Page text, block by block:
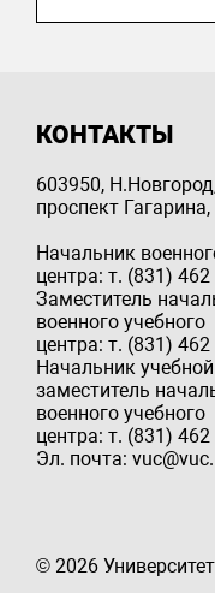
КОНТАКТЫ
603950,
проспект Гагарина,
Начальник
центра: т. (831)
Заместитель
военного учебного
центра: т. (831) 462
Начальник
заместитель
военного учебного
центра: т. (831)
Эл. почта:
© 2026